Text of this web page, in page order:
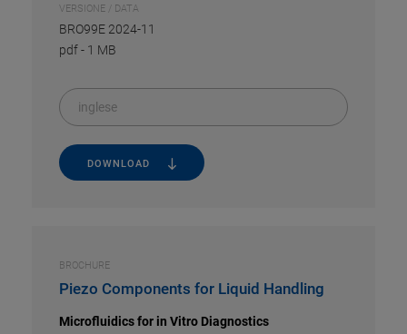
VERSIONE / DATA
BRO99E 2024-11
pdf- 1 MB
inglese
DOWNLOAD
BROCHURE
Piezo Components for Liquid Handling
Microfluidics for in Vitro Diagnostics